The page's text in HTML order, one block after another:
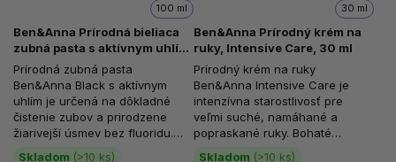
Ben&Anna Prírodná bieliaca
zubná pasta s aktívnym uhlím,
Bez fluoridu, Black, 100 ml
Skladom (>10 ks)
100 ml
Prírodná zubná pasta
Ben&Anna Black s aktívnym
uhlím je určená na dôkladné
čistenie zubov a prirodzene
žiarivejší úsmev bez fluoridu.
Aktívne uhlie pomáha šetrne
Ben&Anna Prírodný krém na
ruky, Intensive Care, 30 ml
Skladom (>10 ks)
30 ml
Prírodný krém na ruky
Ben&Anna Intensive Care je
intenzívna starostlivosť pre
veľmi suché, namáhané a
popraskané ruky. Bohaté
zloženie s avokádovým olejom